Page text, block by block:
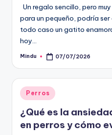
Un regalo sencillo, pero
para un pequeño, podría
todo caso un gatito
hoy…
Publicado
Mindu 07/07/2026
Publicado
en
Perros
¿Qué es la
en perros y cómo